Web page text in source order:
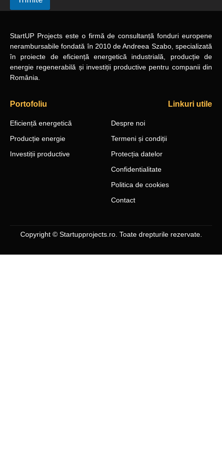
StartUP Projectseste o firmă de consultanță fonduri europene
nerambursabilefondată în 2010de Andreea Szabo, specializată
în proiecte de eficiență energetică industrială, producție de
energie regenerabilă și investiții productive pentru companii din
România.
Portofoliu
Eficiență energetică
Producție energie
Investiții productive
Linkuri utile
Despre noi
Termeni și condiții
Protecția datelor
Confidentialitate
Politica de cookies
Contact
Copyright © Startupprojects.ro. Toate drepturile rezervate.